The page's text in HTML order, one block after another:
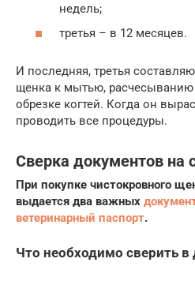
недель;
третья – в 12 месяцев.
И последняя, третья
щенка к мытью, расчесыванию
обрезке когтей. Когда он
проводить все процедуры.
Сверка документов на
При покупке чистокровного
выдается два важных
ветеринарный паспорт.
Что необходимо сверить в